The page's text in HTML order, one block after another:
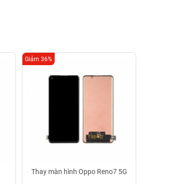
Thay màn hình Oppo Reno7 5G
Giảm 36%